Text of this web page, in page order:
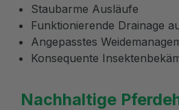
Staubarme Ausläufe
Funktionierende Drainage
Angepasstes
Konsequente
Nachhaltige